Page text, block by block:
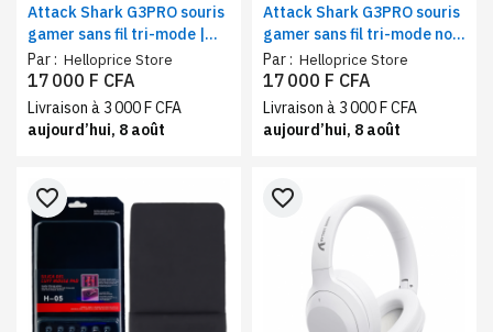
Attack Shark G3PRO souris
gamer sans fil tri-mode |
design rose, recharge
magnétique, capteur PixArt
PAW3311
Par : Helloprice Store
17 000 F CFA
Livraison à 3 000 F CFA
aujourd’hui, 8 août
Attack Shark G3PRO souris
gamer sans fil tri-mode noir
| recharge magnétique,
capteur PAW3311
Par : Helloprice Store
17 000 F CFA
Livraison à 3 000 F CFA
aujourd’hui, 8 août
favorite_border favorite_border